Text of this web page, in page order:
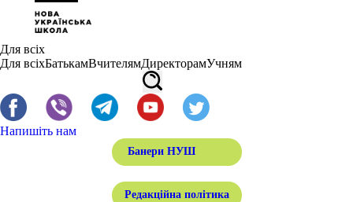
Для всіх
Для всіхБатькамВчителямДиректорамУчням
Напишіть нам
Банери НУШ
Редакційна політика